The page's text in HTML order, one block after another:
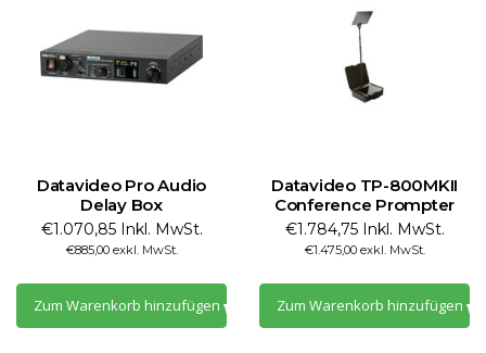
Datavideo Pro Audio
Delay Box
€1.070,85 Inkl. MwSt.
€885,00 exkl. MwSt.
Zum Warenkorb hinzufügen
Datavideo TP-800MKII
Conference Prompter
€1.784,75 Inkl. MwSt.
€1.475,00 exkl. MwSt.
Zum Warenkorb hinzufügen